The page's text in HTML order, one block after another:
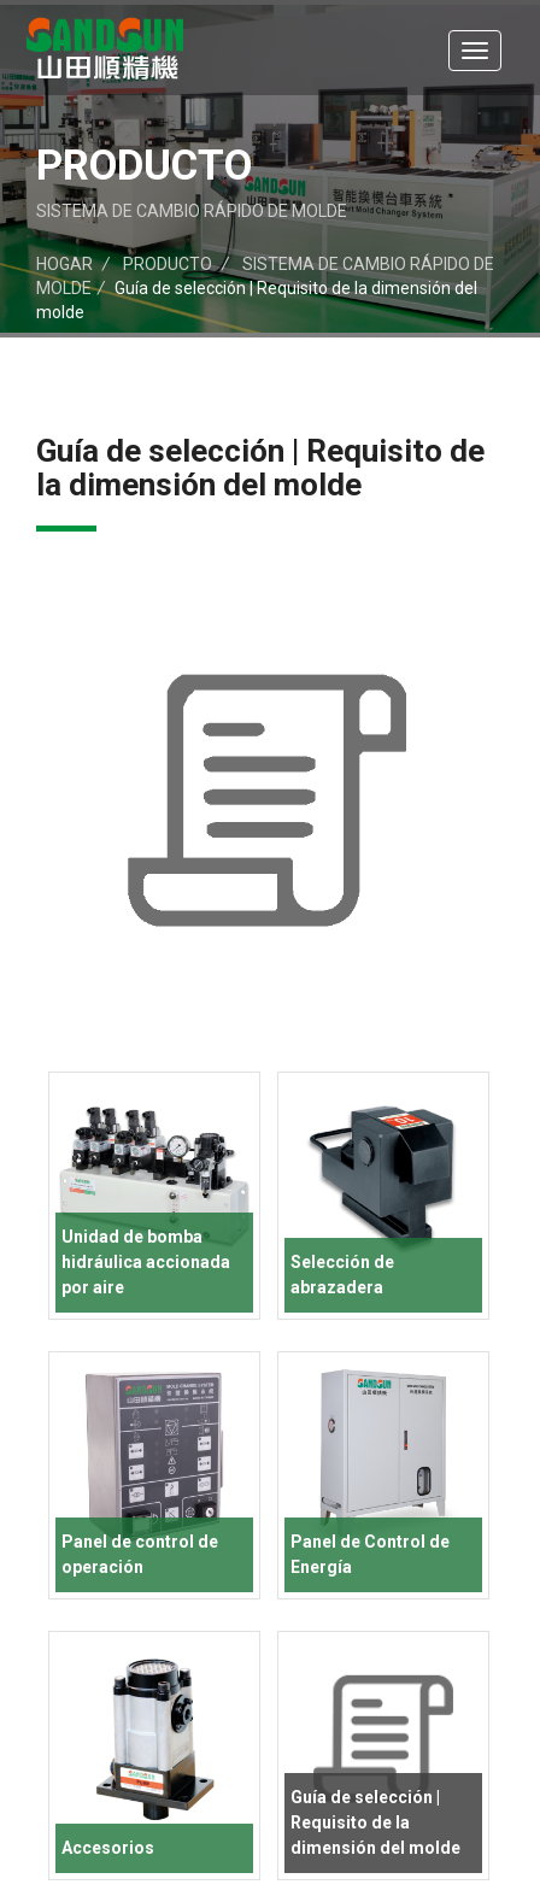
PRODUCTO
SISTEMA DE CAMBIO RÁPIDO DE MOLDE
HOGAR / PRODUCTO /
SISTEMA DE CAMBIO RÁPIDO DE
MOLDE / Guía de selección | Requisito de la dimensión del
molde
Guía de selección | Requisito de
la dimensión del molde
Unidad de bomba
hidráulica accionada
por aire
Selección de
abrazadera
Panel de control de
operación
Panel de Control de
Energía
Accesorios
Guía de selección |
Requisito de la
dimensión del molde